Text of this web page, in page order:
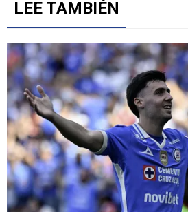
LEE TAMBIÉN